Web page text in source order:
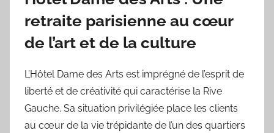
retraite parisienne au cœur
de l’art et de la culture
L’Hôtel Dame des Arts est imprégné de l’esprit de
liberté et de créativité qui caractérise la Rive
Gauche. Sa situation privilégiée place les clients
au cœur de la vie trépidante de l’un des quartiers